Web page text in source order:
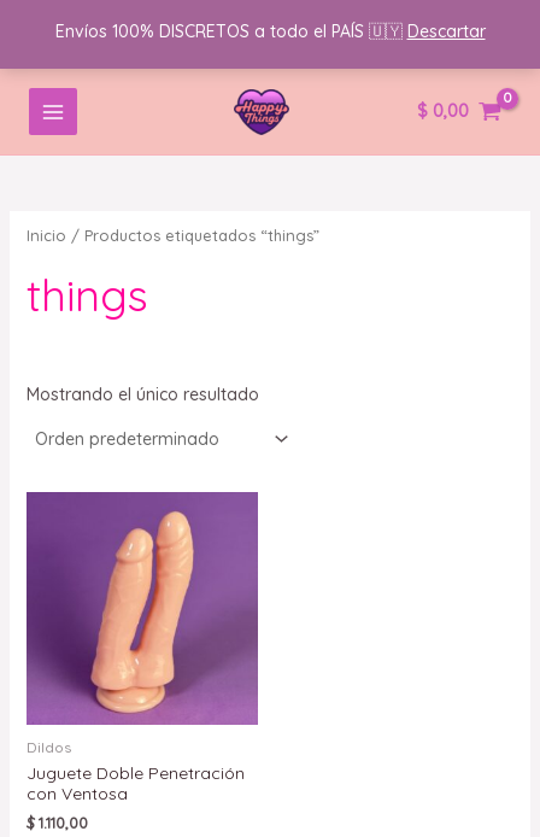
Envíos 100% DISCRETOS a todo el PAÍS 🇺🇾 Descartar
contenido
MAIN
MENU
$ 0,00
B
s
p
:
Inicio / Productos etiquetados “things”
things
Mostrando el único resultado
Dildos
Juguete Doble Penetración
con Ventosa
$1.110,00